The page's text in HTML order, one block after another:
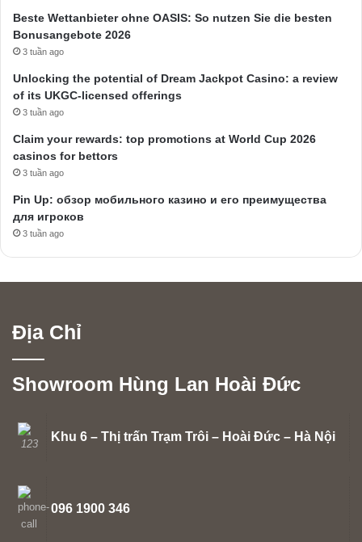
Beste Wettanbieter ohne OASIS: So nutzen Sie die besten
Bonusangebote 2026
3 tuần ago
Unlocking the potential of Dream Jackpot Casino: a review
of its UKGC-licensed offerings
3 tuần ago
Claim your rewards: top promotions at World Cup 2026
casinos for bettors
3 tuần ago
Pin Up: обзор мобильного казино и его преимущества
для игроков
3 tuần ago
Địa Chỉ
Showroom Hùng Lan Hoài Đức
Khu 6 – Thị trấn Trạm Trôi – Hoài Đức – Hà Nội
096 1900 346